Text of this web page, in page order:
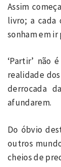
Assim
livro; a cada
sonham em ir
‘Partir’ não
realidade
derrocada
afundarem.
Do óbvio
outros
cheios de